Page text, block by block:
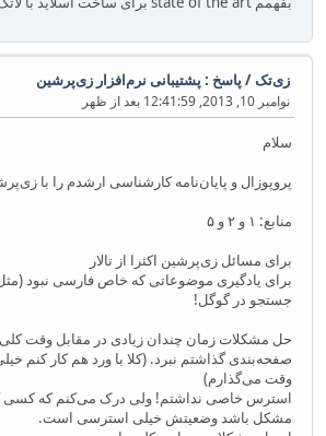
زی‌تک/ پاسخ : پشتیبانی نرم‌افزار زی‌پرشین
نوامبر 10, 2013, 12:41:59 بعد از ظهر
سلام
پروپوزال و پایان‌نامه کارشناسی ارشدم را با
منابع: ۱ و ۲ و ۵
برای مسائل زی‌پرشین اکثرا از تالار
برای یادگیری موضوعاتی که خاص فارسی نبود
جستجو در گوگل!
حل مشکلات زمان چندان زیادی در مقابل وقت
صفحه‌بندی گذاشتم نبرد. (کلا با ورد هم کار کنم
وقت می‌گذارم)
استرس خاصی نداشتم! ولی درک می‌کنم که کسی
مشکل باشد وضعیتش خیلی استرسی است.